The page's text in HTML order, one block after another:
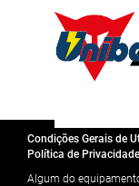
Condições Gerais de
Política de Privacidade
Algum do